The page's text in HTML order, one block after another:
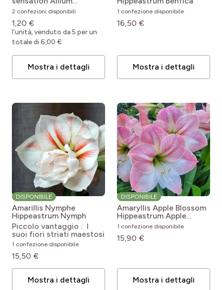
aflatunense Purple
Sensation
2 confezioni disponibili
1,20 €
l'unità, venduto da 5 per un
totale di 6,00 €
Mostra i dettagli
1 confezione disponibile
16,50 €
Mostra i dettagli
DISPONIBILE
Amarillis Nymphe
Hippeastrum Nymph
Piccolo vantaggio : I
suoi fiori striati maestosi
1 confezione disponibile
15,50 €
Mostra i dettagli
DISPONIBILE
Amaryllis Apple Blossom
Hippeastrum Apple
Blossom
1 confezione disponibile
15,90 €
Mostra i dettagli